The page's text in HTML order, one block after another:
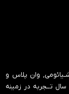
شـیائومی, وان پلاس و
نـاثینگ در ایران می باشد. این فــروشگاه با بیش از ۹ سال تــجربه در زمینه